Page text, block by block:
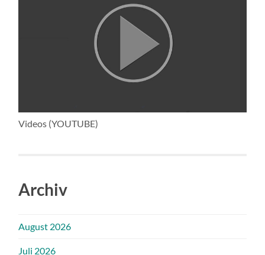
Videos (YOUTUBE)
Archiv
August 2026
Juli 2026